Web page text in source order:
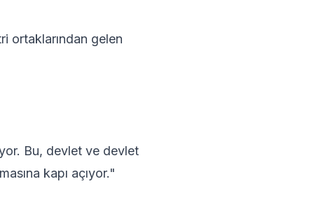
ortaklarından gelen
Bu, devlet ve devlet
kapı açıyor."